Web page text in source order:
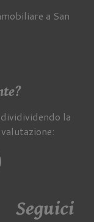
a San
la
Seguici